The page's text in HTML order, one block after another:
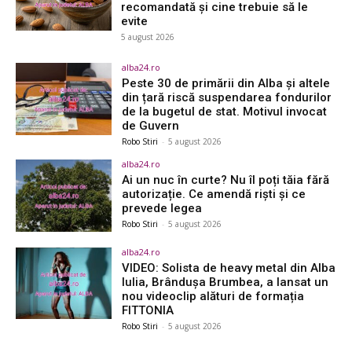
recomandată și cine trebuie să le
evite
5 august 2026
alba24.ro
Peste 30 de primării din Alba și altele
din țară riscă suspendarea fondurilor
de la bugetul de stat. Motivul invocat
de Guvern
Robo Stiri - 5 august 2026
alba24.ro
Ai un nuc în curte? Nu îl poți tăia fără
autorizație. Ce amendă riști și ce
prevede legea
Robo Stiri - 5 august 2026
alba24.ro
VIDEO: Solista de heavy metal din Alba
Iulia, Brândușa Brumbea, a lansat un
nou videoclip alături de formația
FITTONIA
Robo Stiri - 5 august 2026